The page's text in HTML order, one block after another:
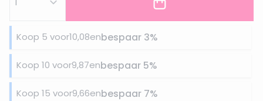
Koop 5 voor10,08enbespaar 3%
Koop 10 voor9,87enbespaar 5%
Koop 15 voor9,66enbespaar 7%